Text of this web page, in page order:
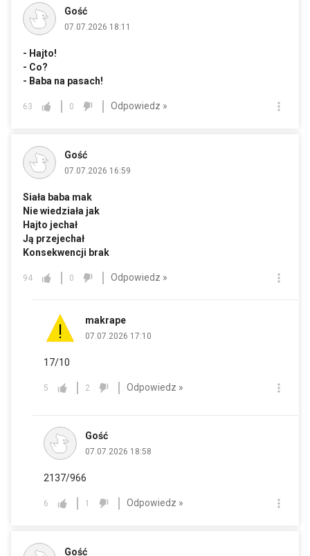
Gość
07.07.2026 18:11
- Hajto!
- Co?
- Baba na pasach!
63 0 Odpowiedz »
Gość
07.07.2026 16:59
Siała baba mak
Nie wiedziała jak
Hajto jechał
Ją przejechał
Konsekwencji brak
94 0 Odpowiedz »
makrape
07.07.2026 17:10
17/10
5 2 Odpowiedz »
Gość
07.07.2026 18:58
2137/966
6 1 Odpowiedz »
Gość